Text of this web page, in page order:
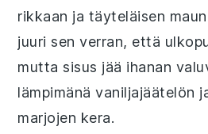
rikkaan ja täyteläisen
juuri sen verran, että
mutta sisus jää ihanan
lämpimänä vaniljajäätelön
marjojen kera.